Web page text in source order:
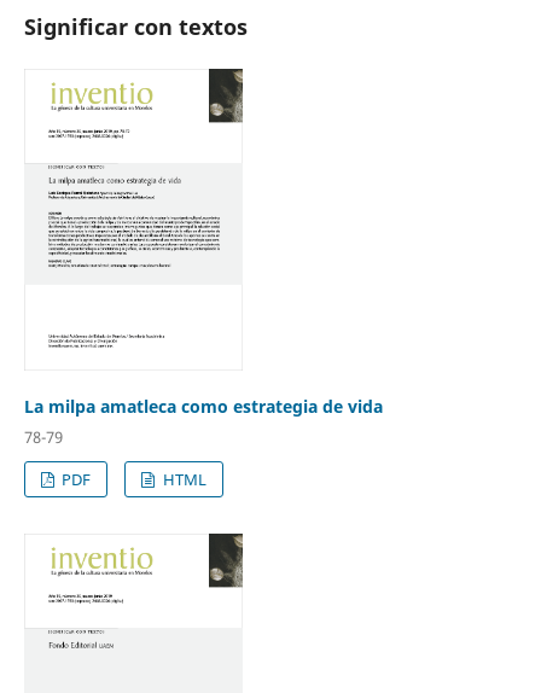
Significar con textos
La milpa amatleca como estrategia de vida
78-79
PDF
HTML